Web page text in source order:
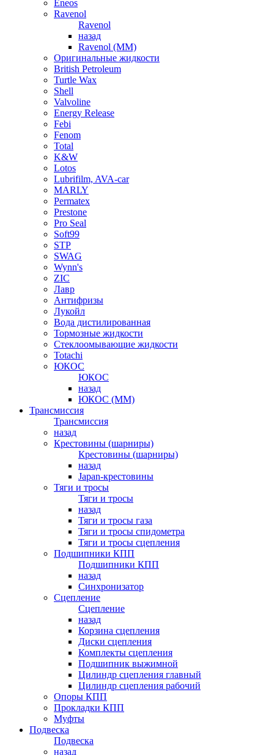
Eneos
Ravenol
Ravenol
назад
Ravenol (ММ)
Оригинальные жидкости
British Petroleum
Turtle Wax
Shell
Valvoline
Energy Release
Febi
Fenom
Total
K&W
Lotos
Lubrifilm, AVA-car
MARLY
Permatex
Prestone
Pro Seal
Soft99
STP
SWAG
Wynn's
ZIC
Лавр
Антифризы
Лукойл
Вода дистилированная
Тормозные жидкости
Стеклоомывающие жидкости
Totachi
ЮКОС
ЮКОС
назад
ЮКОС (ММ)
Трансмиссия
Трансмиссия
назад
Крестовины (шарниры)
Крестовины (шарниры)
назад
Japan-крестовины
Тяги и тросы
Тяги и тросы
назад
Тяги и тросы газа
Тяги и тросы спидометра
Тяги и тросы сцепления
Подшипники КПП
Подшипники КПП
назад
Синхронизатор
Сцепление
Сцепление
назад
Корзина сцепления
Диски сцепления
Комплекты сцепления
Подшипник выжимной
Цилиндр сцепления главный
Цилиндр сцепления рабочий
Опоры КПП
Прокладки КПП
Муфты
Подвеска
Подвеска
назад